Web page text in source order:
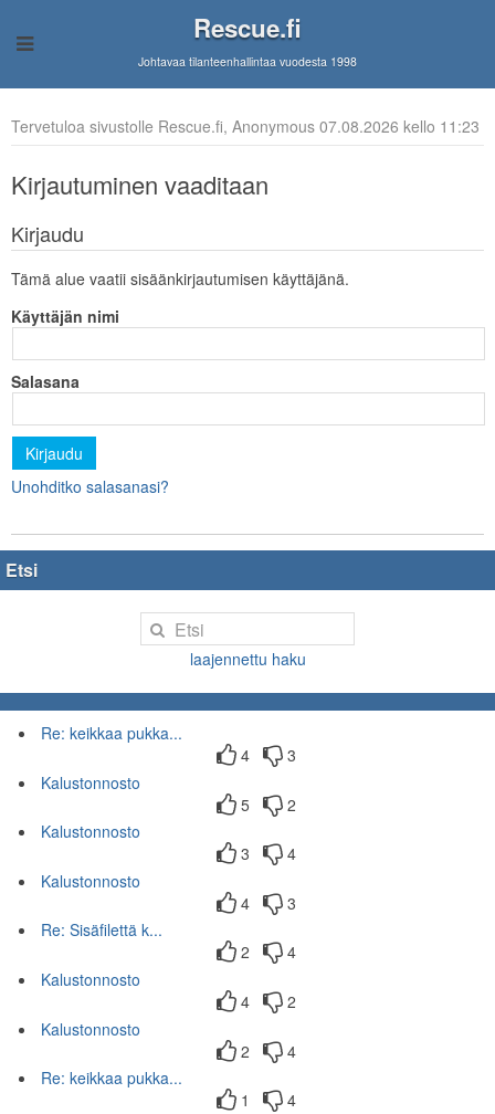
Rescue.fi
Johtavaa tilanteenhallintaa vuodesta 1998
Tervetuloa sivustolle Rescue.fi, Anonymous 07.08.2026 kello 11:23
Kirjautuminen vaaditaan
Kirjaudu
Tämä alue vaatii sisäänkirjautumisen käyttäjänä.
Käyttäjän nimi
Salasana
Kirjaudu
Unohditko salasanasi?
Etsi
laajennettu haku
Re: keikkaa pukka...
4
3
Kalustonnosto
5
2
Kalustonnosto
3
4
Kalustonnosto
4
3
Re: Sisäfilettä k...
2
4
Kalustonnosto
4
2
Kalustonnosto
2
4
Re: keikkaa pukka...
1
4